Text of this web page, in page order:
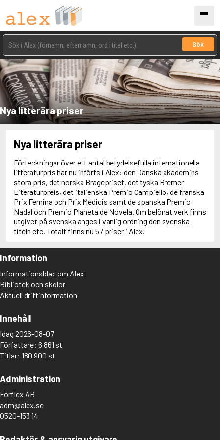
Sök
Nya litterära priser
Nya litterära priser
Förteckningar över ett antal betydelsefulla internationella
litteraturpris har nu införts i Alex: den Danska akademins
stora pris, det norska Bragepriset, det tyska Bremer
Literaturpreis, det italienska Premio Campiello, de franska
Prix Femina och Prix Médicis samt de spanska Premio
Nadal och Premio Planeta de Novela. Om belönat verk finns
utgivet på svenska anges i vanlig ordning den svenska
titeln etc. Totalt finns nu 57 priser i Alex.
Information
Informationsblad om Alex
Bibliotek och skolor
Aktuell driftinformation
Innehåll
Idag 2026-08-07
Författare: 6 861 st
Titlar: 180 900 st
Administration
Forflex AB
adm@alex.se
0520-153 14